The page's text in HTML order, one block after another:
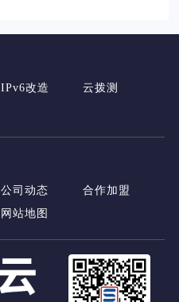
IPv6改造
云拨测
公司动态
合作加盟
网站地图